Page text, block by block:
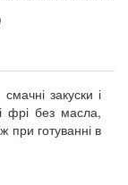
закуски і
фрі без масла,
при готуванні в